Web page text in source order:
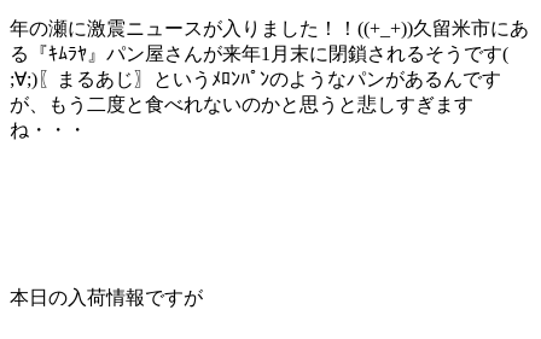
年の瀬に激震ニュースが入りました！！((+_+))久留米市にあ
る『ｷﾑﾗﾔ』パン屋さんが来年1月末に閉鎖されるそうです(
;∀;)〖まるあじ〗というﾒﾛﾝﾊﾟﾝのようなパンがあるんです
が、もう二度と食べれないのかと思うと悲しすぎます
ね・・・
本日の入荷情報ですが